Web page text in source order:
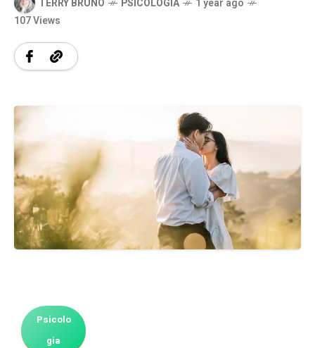
107 Views
Psicolo
gia